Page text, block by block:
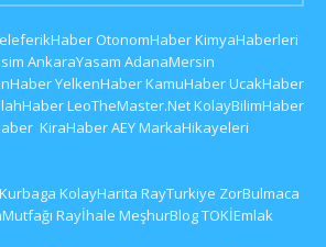
OtonomHaberKimyaHaberleri
AnkaraYasam AdanaMersin
YelkenHaberKamuHaberUcakHaber
LeoTheMaster.NetKolayBilimHaber
KiraHaberAEYMarkaHikayeleri
KolayHarita RayTurkiye ZorBulmaca
Rayİhale MeşhurBlogTOKİEmlak